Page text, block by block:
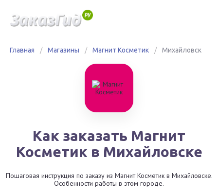
Главная / Магазины / Магнит Косметик / Михайловск
Как заказать Магнит
Косметик в Михайловске
Пошаговая инструкция по заказу из Магнит Косметик в Михайловске.
Особенности работы в этом городе.